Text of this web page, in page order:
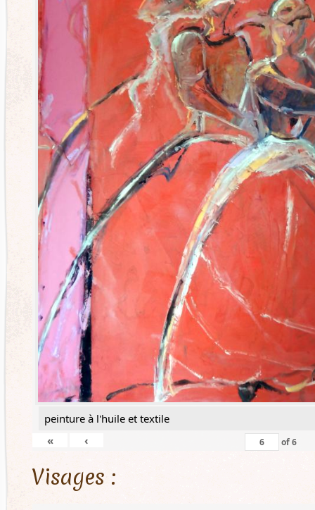
peinture à l'huile et textile
«
‹ of6
Visages :